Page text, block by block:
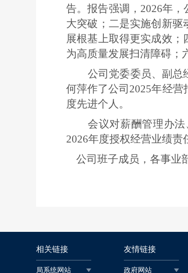
告。报告强调， 2026年
大突破；二是实施创新驱
展根基上取得更实成效；
为高质量发展扫清障碍；
公司党委委员、副总
何萍作了公司2025年经
度先进个人。
会议对薪酬管理办法
2026年度授权经营业绩责
公司班子成员，各事业
相关链接
局系统网站
友情链接
政府网站